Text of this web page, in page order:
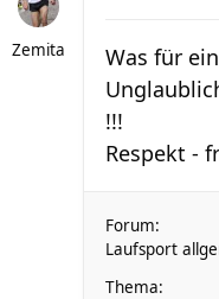
Zemita
Was für
!!!
Respekt -
Forum:
Laufsport
Thema: